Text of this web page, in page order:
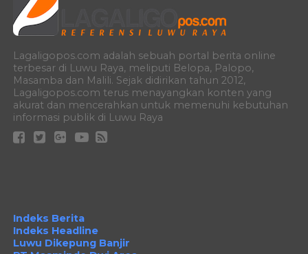
Lagaligopos.com adalah sebuah portal berita online
terbesar di Luwu Raya, meliputi Belopa, Palopo,
Masamba dan Malili. Sejak didirikan tahun 2012,
Lagaligopos.com terus menayangkan konten yang
akurat dan mencerahkan untuk memenuhi kebutuhan
informasi publik di Luwu Raya
Indeks Berita
Indeks Headline
Luwu Dikepung Banjir